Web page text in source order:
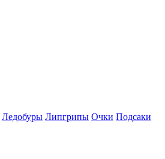
Ледобуры Липгрипы Очки Подсаки